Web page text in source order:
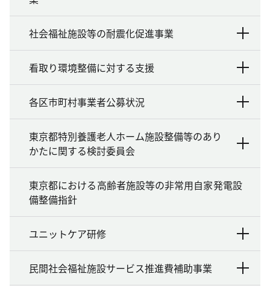
社会福祉施設等の耐震化促進事業
看取り環境整備に対する支援
各区市町村事業者公募状況
東京都特別養護老人ホーム施設整備等のあり
かたに関する検討委員会
東京都における高齢者施設等の非常用自家発電設
備整備指針
ユニットケア研修
民間社会福祉施設サービス推進費補助事業